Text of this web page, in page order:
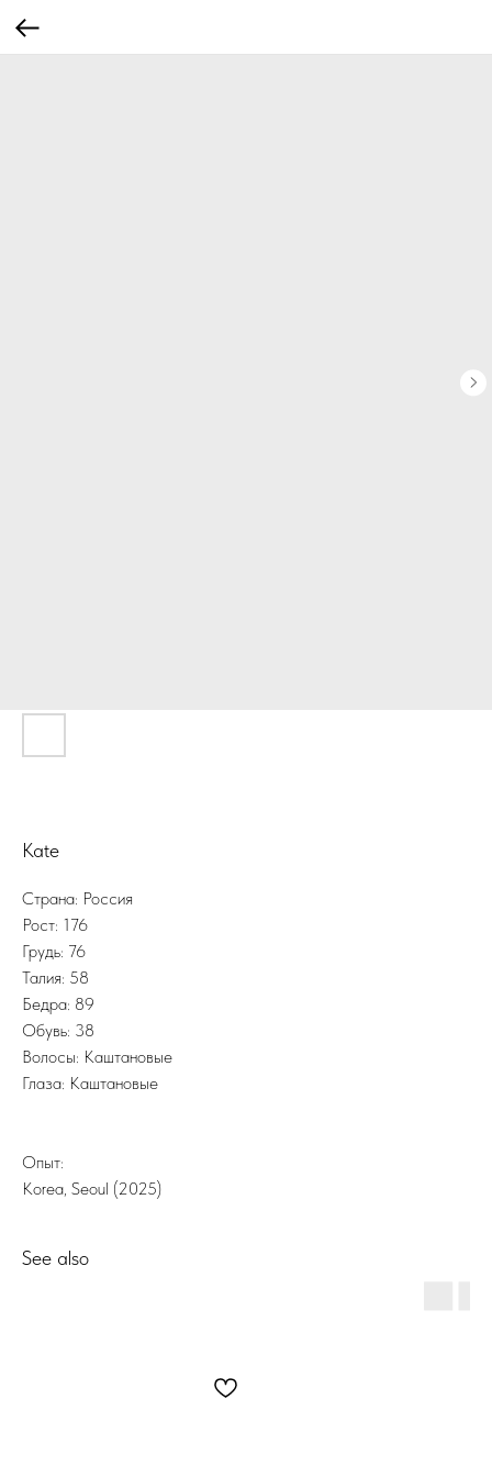
Kate
Страна: Россия
Рост: 176
Грудь: 76
Талия: 58
Бедра: 89
Обувь: 38
Волосы: Каштановые
Глаза: Каштановые
Опыт:
Korea, Seoul (2025)
See also